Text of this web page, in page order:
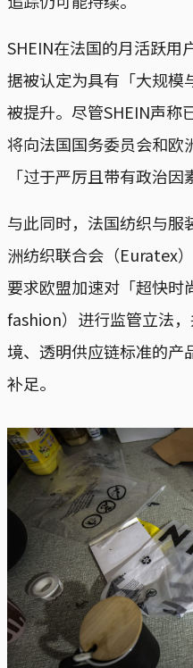
SHEIN在法国的月活跃用
据被认定为具有「大规模
被提升。尽管SHEIN声称
将向法国国务委员会和欧
「过于严厉且带有政治因
与此同时，法国纺织与服
洲纺织联合会（Euratex
要求欧盟加速对「超快
fashion）进行监管立法
境、透明供应链标准的产
补足。